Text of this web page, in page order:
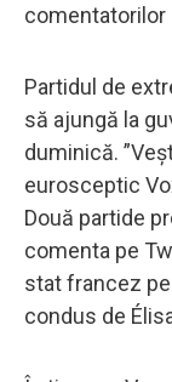
comentatorilor
Partidul de
să ajungă la
duminică.
eurosceptic
Două partide
comenta pe
stat francez
condus de